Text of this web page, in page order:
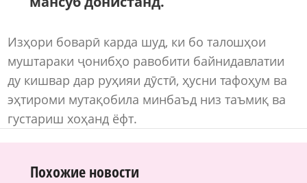
Изҳори боварӣ карда шуд, ки бо талошҳои
муштараки ҷонибҳо равобити байнидавлатии
ду кишвар дар руҳияи дӯстӣ, ҳусни тафоҳум ва
эҳтироми мутақобила минбаъд низ таъмиқ ва
густариш хоҳанд ёфт.
Похожие новости